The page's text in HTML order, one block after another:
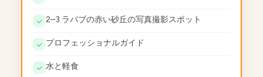
2–3 ラバブの赤い砂丘の写真撮影スポット
プロフェッショナルガイド
水と軽食